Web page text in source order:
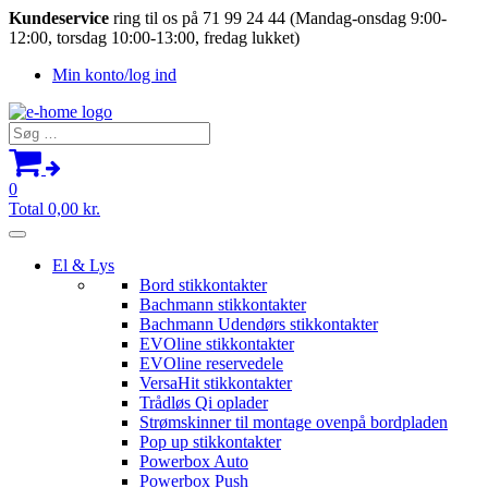
Kundeservice ring til os på 71 99 24 44 (Mandag-onsdag 9:00-
12:00, torsdag 10:00-13:00, fredag lukket)
Min konto/log ind
Søg
efter:
0
Total 0,00 kr.
El & Lys
Bord stikkontakter
Bachmann stikkontakter
Bachmann Udendørs stikkontakter
EVOline stikkontakter
EVOline reservedele
VersaHit stikkontakter
Trådløs Qi oplader
Strømskinner til montage ovenpå bordpladen
Pop up stikkontakter
Powerbox Auto
Powerbox Push